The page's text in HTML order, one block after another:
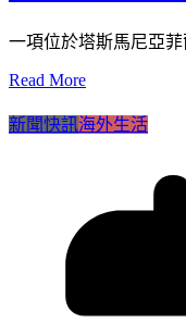
一項位於塔斯馬尼亞
Read More
新聞快訊海外生活